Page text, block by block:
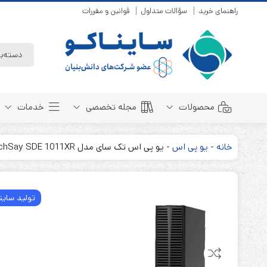
راهنمای خرید سؤالات متداول قوانین و مقررات
محصولات
باتری سیلد لید اسید
باتری 12 ولت
باتری لیتیوم
باتری نیکل کادمیوم
باتری نیکل متال هیدرید
مجله تخصصی
مبانی باتری
خدمات
خانه - یو پی اس- یو پی اس تک سای مدل TechSay SDE 1011XR
تولید